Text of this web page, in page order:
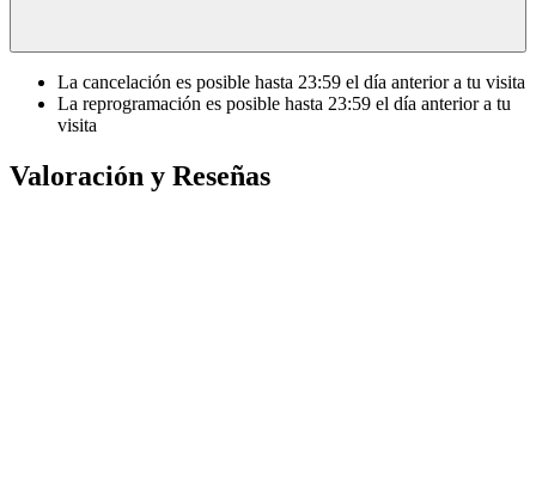
La cancelación es posible hasta 23:59 el día anterior a tu visita
La reprogramación es posible hasta 23:59 el día anterior a tu
visita
Valoración y Reseñas